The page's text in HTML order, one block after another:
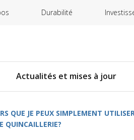
Durabilité
Actualités et mises à jour
QUE JE PEUX SIMPLEMENT
QUINCAILLERIE?